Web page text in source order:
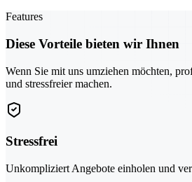
Features
Diese Vorteile bieten wir Ihnen
Wenn Sie mit uns umziehen möchten,
und stressfreier machen.
Stressfrei
Unkompliziert Angebote einholen und